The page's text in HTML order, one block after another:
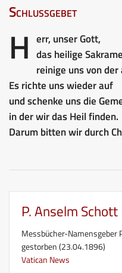
Schlussgebet
H err, unser Gott,
das heilige
reinige uns von der
Es richte uns wieder auf
und schenke uns die
in der wir das Heil finden.
Darum bitten wir durch
P. Anselm Schott
Messbücher-Namensgeber
gestorben (23.04.1896)
Vatican News